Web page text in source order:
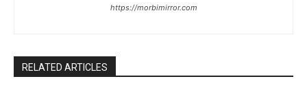
https://morbimirror.com
RELATED ARTICLES